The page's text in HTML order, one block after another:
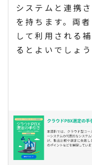
システムと連携
を持ちます。両
して利用される
るとよいでしょう